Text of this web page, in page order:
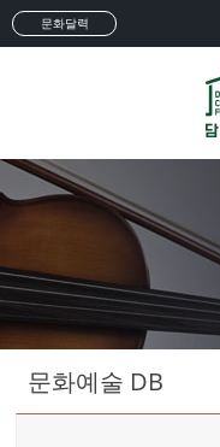
문화달력
문화예술 DB